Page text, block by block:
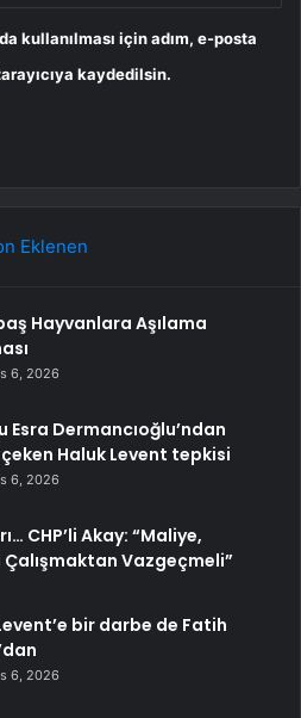
kullanılması için adım, e-posta
kaydedilsin.
Eklenen
Hayvanlara Aşılama
6, 2026
Esra Dermancıoğlu’ndan
Haluk Levent tepkisi
6, 2026
CHP’li Akay: “Maliye,
Vazgeçmeli”
bir darbe de Fatih
6, 2026